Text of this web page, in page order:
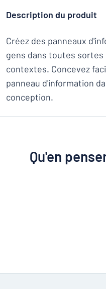
Description du produit
Créez des panneaux
gens dans toutes
contextes. Concevez
panneau d'information
conception.
Qu'en